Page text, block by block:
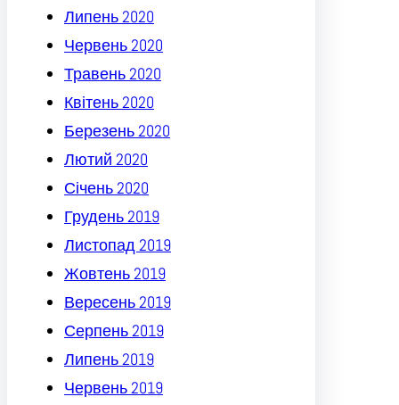
Липень 2020
Червень 2020
Травень 2020
Квітень 2020
Березень 2020
Лютий 2020
Січень 2020
Грудень 2019
Листопад 2019
Жовтень 2019
Вересень 2019
Серпень 2019
Липень 2019
Червень 2019